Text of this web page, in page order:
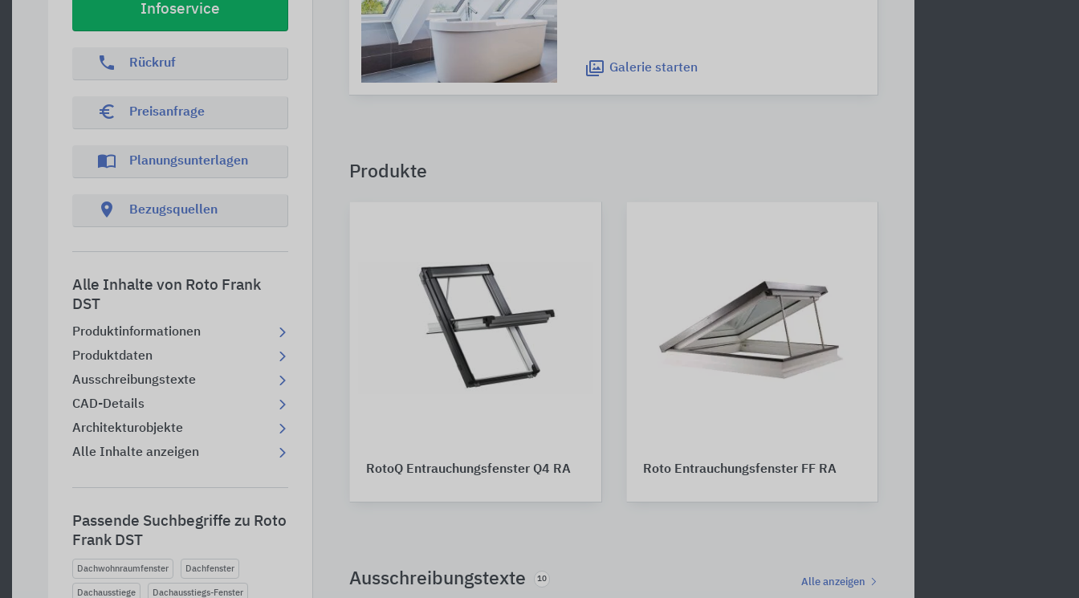
Infoservice
phone Rückruf
euro_symbol Preisanfrage
import_contacts Planungsunterlagen
location_on Bezugsquellen
Alle Inhalte von Roto Frank
DST
Produktinformationen
Produktdaten
Ausschreibungstexte
CAD-Details
Architekturobjekte
Alle Inhalte anzeigen
Passende Suchbegriffe zu Roto
Frank DST
Dachwohnraumfenster Dachfenster
Dachausstiege Dachausstiegs-Fenster
Galerie starten
Produkte
RotoQ Entrauchungsfenster Q4 RA Roto Entrauchungsfenster FF RA
Ausschreibungstexte 10 Alle anzeigen